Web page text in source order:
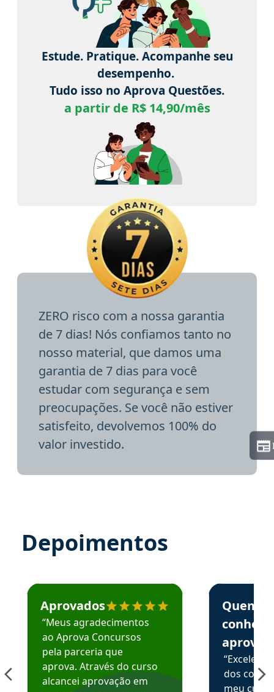
Estude. Pratique. Acompanhe seu
desempenho.
Tudo isso no Aprova Questões.
a partir de R$ 14,90/mês
ZERO risco com a nossa garantia
de 7 dias! Nós confiamos tanto no
nosso material, que damos uma
garantia de 7 dias para você
estudar com segurança e sem
preocupações. Se você não estiver
satisfeito, devolvemos 100% do
valor investido.
Depoimentos
Estudante José recomenda o Aprova Concursos em
Aprovados
“Meus agradecimentos
ao Aprova Concursos
pela parceria que
aprova. Através do curso
alcancei aprovação em
Estudante
Quem
aprova
dos
meu